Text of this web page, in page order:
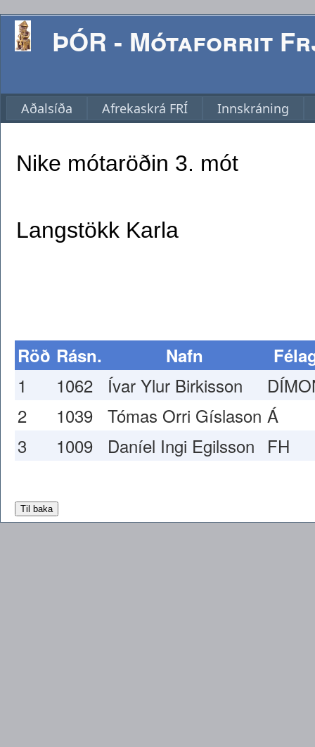
ÞÓR - Mótaforrit
Aðalsíða Afrekaskrá FRÍ Innskráning
Röð Rásn. Nafn
1 1062 Ívar Ylur Birkisson
2
1039 Tómas Orri Gíslason Á
3
1009 Daníel Ingi Egilsson FH